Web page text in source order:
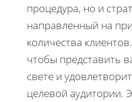
процедура, но и
направленный на
количества
чтобы представить
свете и
целевой аудитории.